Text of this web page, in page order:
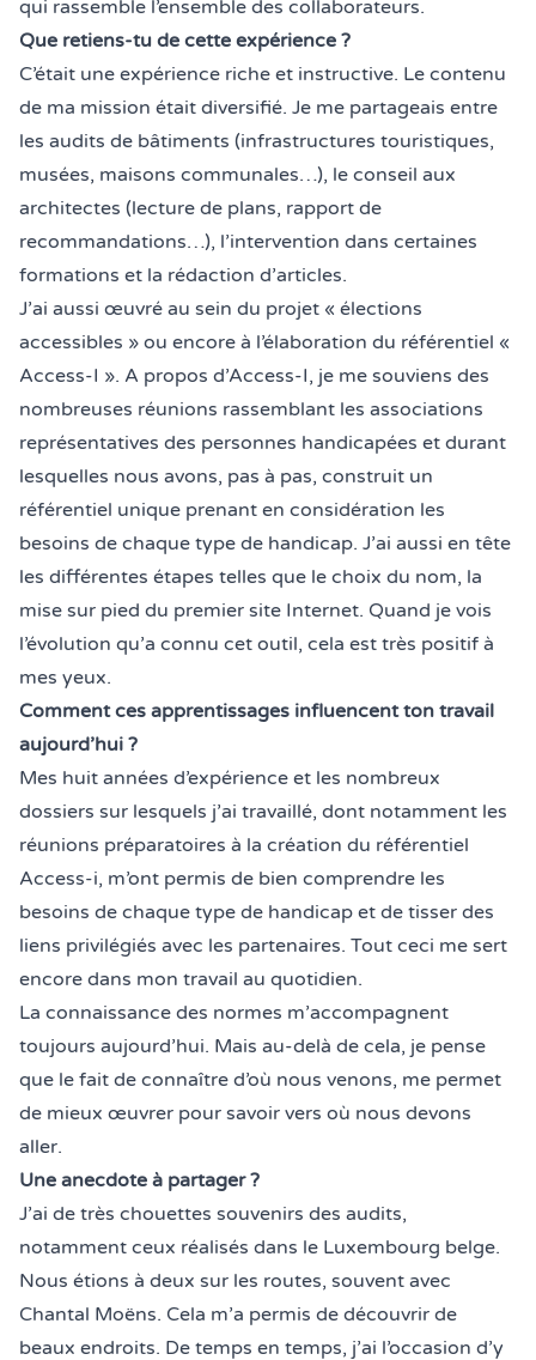
qui rassemble l’ensemble des collaborateurs.
Que retiens-tu de cette expérience ?
C’était une expérience riche et instructive. Le contenu
de ma mission était diversifié. Je me partageais entre
les audits de bâtiments (infrastructures touristiques,
musées, maisons communales…), le conseil aux
architectes (lecture de plans, rapport de
recommandations…), l’intervention dans certaines
formations et la rédaction d’articles.
J’ai aussi œuvré au sein du projet « élections
accessibles » ou encore à l’élaboration du référentiel «
Access-I ». A propos d’Access-I, je me souviens des
nombreuses réunions rassemblant les associations
représentatives des personnes handicapées et durant
lesquelles nous avons, pas à pas, construit un
référentiel unique prenant en considération les
besoins de chaque type de handicap. J’ai aussi en tête
les différentes étapes telles que le choix du nom, la
mise sur pied du premier site Internet. Quand je vois
l’évolution qu’a connu cet outil, cela est très positif à
mes yeux.
Comment ces apprentissages influencent ton travail
aujourd’hui ?
Mes huit années d’expérience et les nombreux
dossiers sur lesquels j’ai travaillé, dont notamment les
réunions préparatoires à la création du référentiel
Access-i, m’ont permis de bien comprendre les
besoins de chaque type de handicap et de tisser des
liens privilégiés avec les partenaires. Tout ceci me sert
encore dans mon travail au quotidien.
La connaissance des normes m’accompagnent
toujours aujourd’hui. Mais au-delà de cela, je pense
que le fait de connaître d’où nous venons, me permet
de mieux œuvrer pour savoir vers où nous devons
aller.
Une anecdote à partager ?
J’ai de très chouettes souvenirs des audits,
notamment ceux réalisés dans le Luxembourg belge.
Nous étions à deux sur les routes, souvent avec
Chantal Moëns. Cela m’a permis de découvrir de
beaux endroits. De temps en temps, j’ai l’occasion d’y